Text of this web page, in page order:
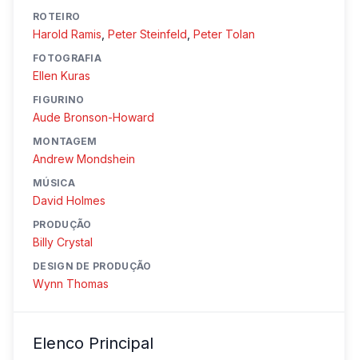
ROTEIRO
Harold Ramis Peter Steinfeld Peter Tolan
FOTOGRAFIA
Ellen Kuras
FIGURINO
Aude Bronson-Howard
MONTAGEM
Andrew Mondshein
MÚSICA
David Holmes
PRODUÇÃO
Billy Crystal
DESIGN DE PRODUÇÃO
Wynn Thomas
Elenco Principal